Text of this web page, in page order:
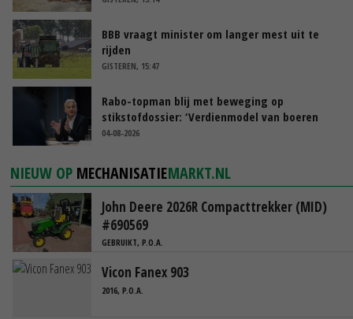
BBB vraagt minister om langer mest uit te
rijden
GISTEREN, 15:47
Rabo-topman blij met beweging op
stikstofdossier: ‘Verdienmodel van boeren
blijft cruciaal’
04-08-2026
NIEUW OP MECHANISATIEMARKT.NL
John Deere 2026R Compacttrekker (MID)
#690569
GEBRUIKT, P.O.A.
Vicon Fanex 903
2016, P.O.A.